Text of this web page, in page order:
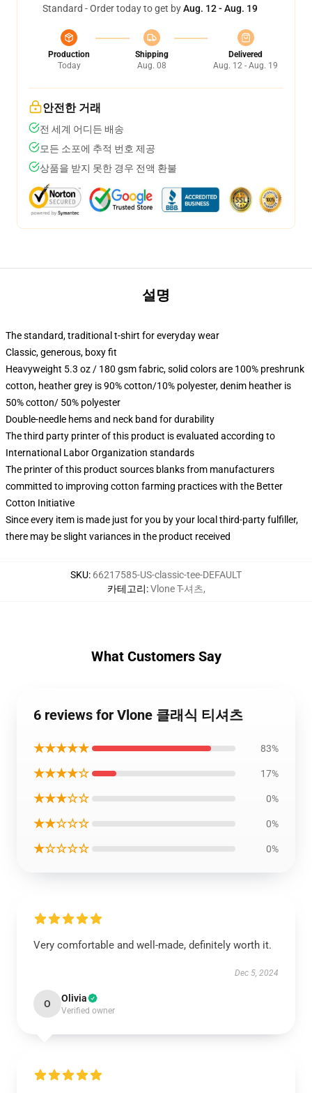
Standard - Order today to get byAug. 12 - Aug. 19
Production
Today
Shipping
Aug. 08
Delivered
Aug. 12 - Aug. 19
안전한 거래
전 세계 어디든 배송
모든 소포에 추적 번호 제공
상품을 받지 못한 경우 전액 환불
설명
The standard, traditional t-shirt for everyday wear
Classic, generous, boxy fit
Heavyweight 5.3 oz / 180 gsm fabric, solid colors are 100% preshrunk
cotton, heather grey is 90% cotton/10% polyester, denim heather is
50% cotton/ 50% polyester
Double-needle hems and neck band for durability
The third party printer of this product is evaluated according to
International Labor Organization standards
The printer of this product sources blanks from manufacturers
committed to improving cotton farming practices with the Better
Cotton Initiative
Since every item is made just for you by your local third-party fulfiller,
there may be slight variances in the product received
SKU: 66217585-US-classic-tee-DEFAULT
카테고리:Vlone T-셔츠,
What Customers Say
6 reviews for Vlone 클래식 티셔츠
★★★★★ 83%
★★★★☆ 17%
★★★☆☆ 0%
★★☆☆☆ 0%
★☆☆☆☆ 0%
Very comfortable and well-made, definitely worth it.
Dec 5, 2024
O Olivia
Verified owner